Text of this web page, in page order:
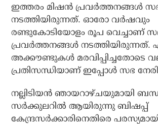
ഇത്തരം മിഷന്‍ പ്രവര്‍ത്തനങ്ങള്‍
നടത്തിയിരുന്നത്. ഓരോ വര്‍ഷവും
രണ്ടുകോടിയോളം രൂപ വെച്ചാണ്
പ്രവര്‍ത്തനങ്ങള്‍ നടത്തിയിരുന്നത്.
അക്കൗണ്ടുകള്‍ മരവിപ്പിച്ചതോടെ
പ്രതിസന്ധിയാണ് ഇപ്പോള്‍ സഭ
നല്ലിടിയന്‍ ഞായറാഴ്ചയുമായി
സര്‍ക്കുലറില്‍ ആയിരുന്നു ബിഷപ്പ്
കേന്ദ്രസര്‍ക്കാരിനെതിരെ